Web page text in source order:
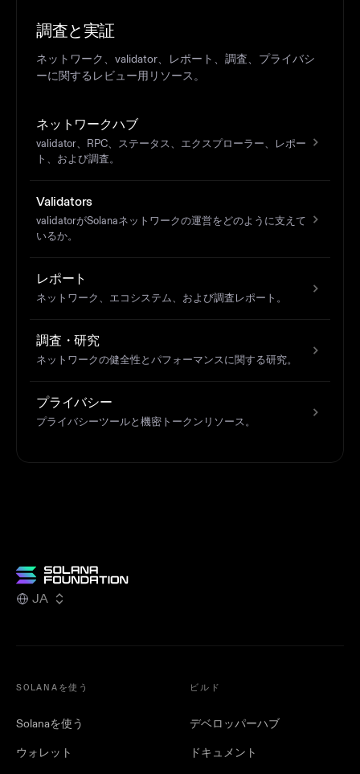
調査と実証
ネットワーク、validator、レポート、調査、プライバシ
ーに関するレビュー用リソース。
ネットワークハブ
validator、RPC、ステータス、エクスプローラー、レポー
ト、および調査。
Validators
validatorがSolanaネットワークの運営をどのように支えて
いるか。
レポート
ネットワーク、エコシステム、および調査レポート。
調査・研究
ネットワークの健全性とパフォーマンスに関する研究。
プライバシー
プライバシーツールと機密トークンリソース。
JA
SOLANAを使う
Solanaを使う
ウォレット
ビルド
デベロッパーハブ
ドキュメント